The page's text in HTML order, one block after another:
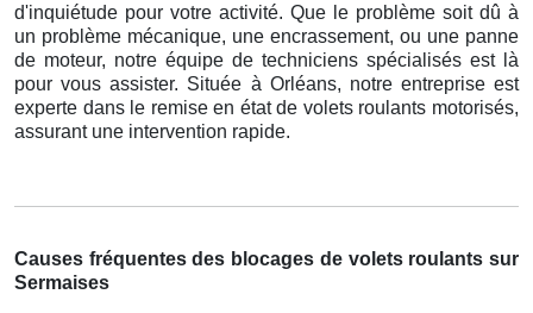
d'inquiétude pour votre activité. Que le problème soit dû à
un problème mécanique, une encrassement, ou une panne
de moteur, notre équipe de techniciens spécialisés est là
pour vous assister. Située à Orléans, notre entreprise est
experte dans le remise en état de volets roulants motorisés,
assurant une intervention rapide.
Causes fréquentes des blocages de volets roulants sur
Sermaises